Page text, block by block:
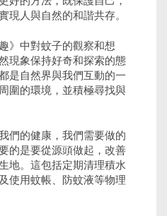
現人與自然的和諧共存。
》中對蚊子的觀察和想
現象保持好奇和探索的態
是自然界與我們互動的一
圍的環境，並積極尋找與
們的健康，我們需要做的
的是要從源頭做起，改善
地。這包括定期清理積水
使用蚊帳、防蚊液等物理